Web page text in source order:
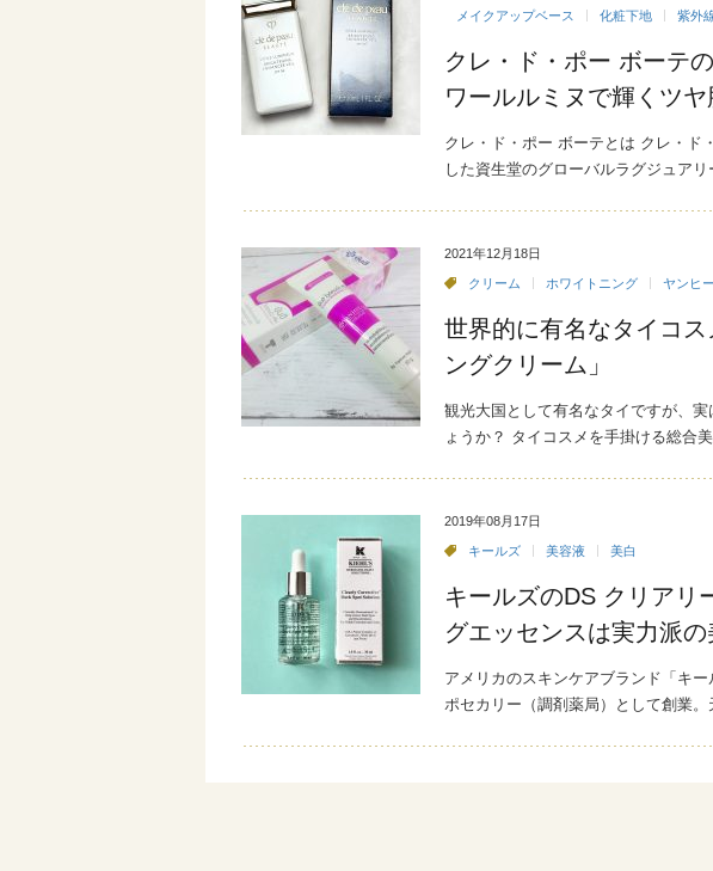
メイクアップベース
化粧下地 紫外
クレ・ド・ポー ボーテ
ワールルミヌで輝くツヤ
クレ・ド・ポー ボーテとは クレ・ド
した資生堂のグローバルラグジュアリ
2021年12月18日
クリーム ホワイトニング ヤンヒー
世界的に有名なタイコ
ングクリーム」
観光大国として有名なタイですが、
ょうか？ タイコスメを手掛ける総合
2019年08月17日
キールズ 美容液 美白
キールズのDS クリアリ
グエッセンスは実力派の
アメリカのスキンケアブランド「キ
ポセカリー（調剤薬局）として創業。